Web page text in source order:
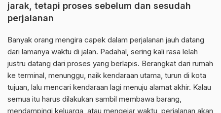
jarak, tetapi proses sebelum dan sesudah
perjalanan
Banyak orang mengira capek dalam perjalanan jauh datang
dari lamanya waktu di jalan. Padahal, sering kali rasa lelah
justru datang dari proses yang berlapis. Berangkat dari rumah
ke terminal, menunggu, naik kendaraan utama, turun di kota
tujuan, lalu mencari kendaraan lagi menuju alamat akhir. Kalau
semua itu harus dilakukan sambil membawa barang,
mendampingi keluarga, atau mengejar waktu, perjalanan akan